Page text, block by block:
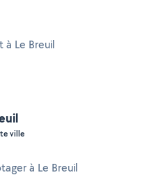
Le Breuil
ville
à Le Breuil